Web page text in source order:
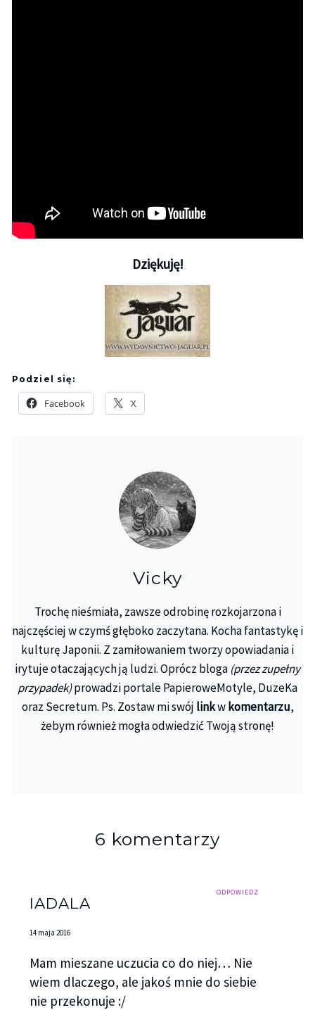
Dziękuję!
Podziel się:
Facebook X
Vicky
Trochę nieśmiała, zawsze odrobinę rozkojarzona i
najczęściej w czymś głęboko zaczytana. Kocha fantastykę i
kulturę Japonii. Z zamiłowaniem tworzy opowiadania i
irytuje otaczających ją ludzi. Oprócz bloga (przez zupełny
przypadek)prowadzi portale PapieroweMotyle, DuzeKa
oraz Secretum. Ps. Zostaw mi swój linkwkomentarzu,
żebym również mogła odwiedzić Twoją stronę!
6 komentarzy
ODPOWIEDZ
IADALA
14 maja 2016
Mam mieszane uczucia co do niej… Nie
wiem dlaczego, ale jakoś mnie do siebie
nie przekonuje :/